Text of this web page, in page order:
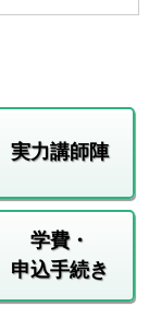
実力講師陣
学費・
申込手続き